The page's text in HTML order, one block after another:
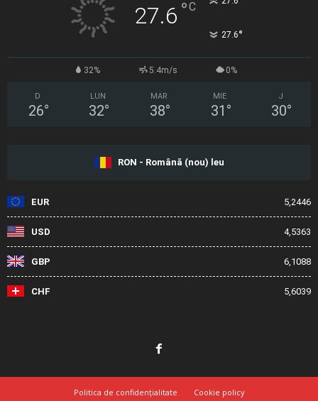
27.6 °C
27.6°
32% 5.4m/s 0%
D
26°
LUN
32°
MAR
38°
MIE
31 °
J
30°
RON - Română (nou) leu
EUR 5,2446
USD 4,5363
GBP 6,1088
CHF 5,6039
Politica de confidențialitate Cookie policy